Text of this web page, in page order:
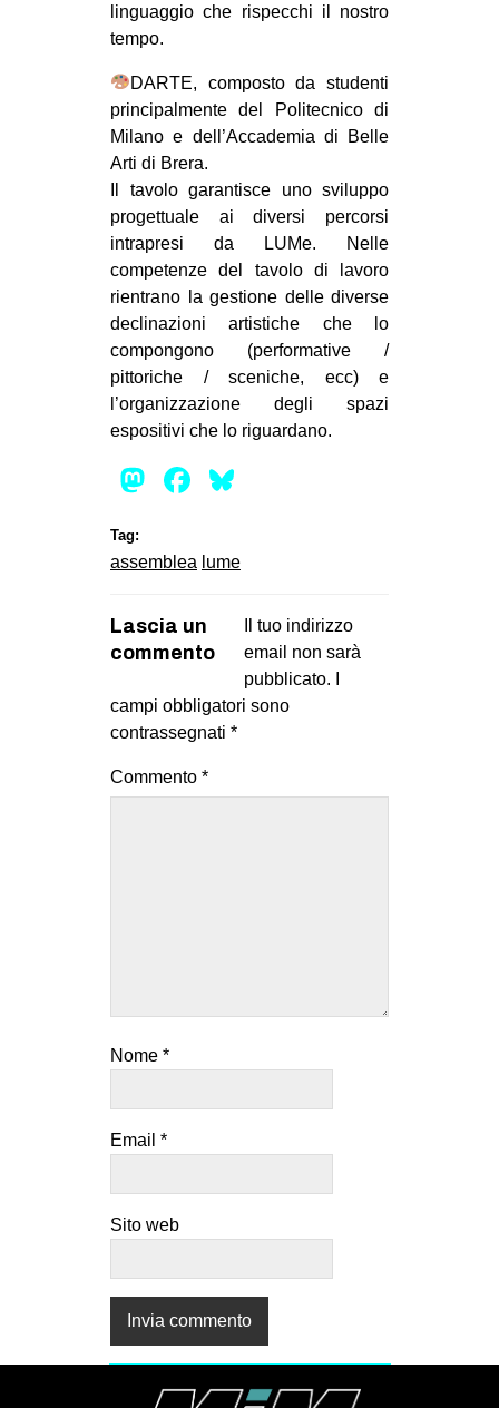
linguaggio che rispecchi il nostro
tempo.
DARTE, composto da studenti
principalmente del Politecnico di
Milano e dell’Accademia di Belle
Arti di Brera.
Il tavolo garantisce uno sviluppo
progettuale ai diversi percorsi
intrapresi da LUMe. Nelle
competenze del tavolo di lavoro
rientrano la gestione delle diverse
declinazioni artistiche che lo
compongono (performative /
pittoriche / sceniche, ecc) e
l’organizzazione degli spazi
espositivi che lo riguardano.
Mastodon
Facebook
Tag:
assemblea lume
Lascia un
commento
Il tuo indirizzo
email non sarà
pubblicato.
campi obbligatori sono
contrassegnati *
Commento *
Nome *
Email *
Sito web